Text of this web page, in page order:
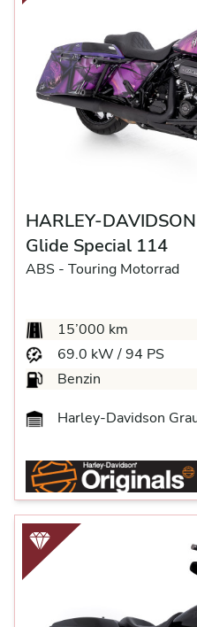
HARLEY-
Glide Special 114
ABS - Touring Motorrad
15’000 km
69.0 kW / 94 PS
Benzin
Harley-Davidson